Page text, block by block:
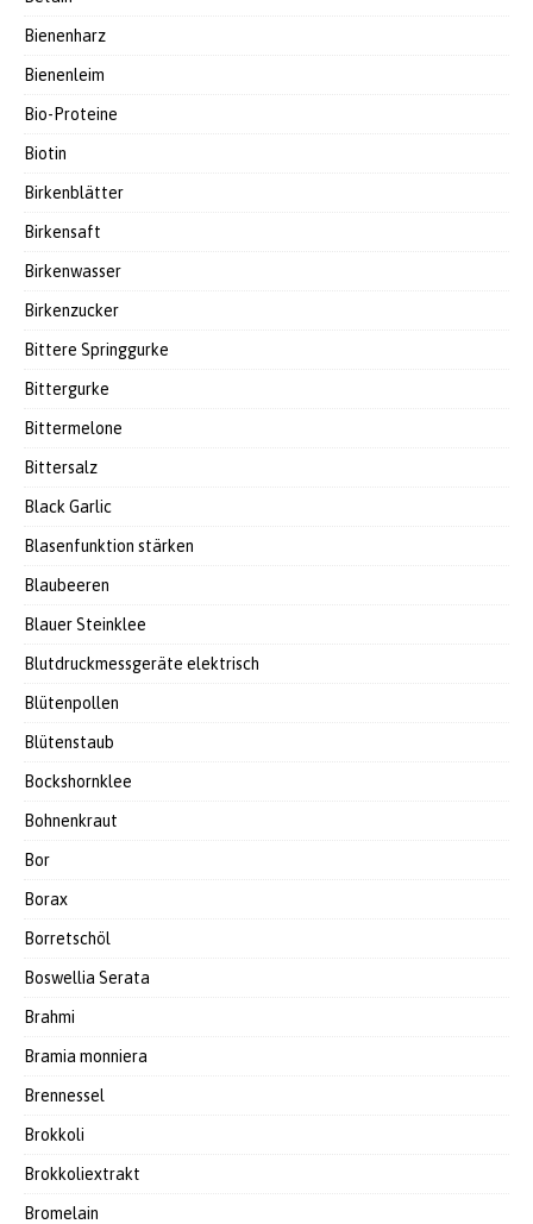
Bienenharz
Bienenleim
Bio-Proteine
Biotin
Birkenblätter
Birkensaft
Birkenwasser
Birkenzucker
Bittere Springgurke
Bittergurke
Bittermelone
Bittersalz
Black Garlic
Blasenfunktion stärken
Blaubeeren
Blauer Steinklee
Blutdruckmessgeräte elektrisch
Blütenpollen
Blütenstaub
Bockshornklee
Bohnenkraut
Bor
Borax
Borretschöl
Boswellia Serata
Brahmi
Bramia monniera
Brennessel
Brokkoli
Brokkoliextrakt
Bromelain